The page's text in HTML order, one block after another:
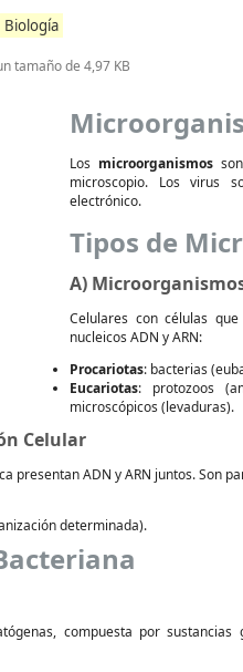
Biología
tamaño de 4,97 KB
Los microorganismosson
microscopio. Los virus
electrónico.
Tipos de
A)
Celulares con células
nucleicos ADN y ARN:
Procariotas: bacterias
Eucariotas: protozoos
microscópicos (levaduras).
Celular
presentan ADN y ARN juntos. Son
determinada).
compuesta por